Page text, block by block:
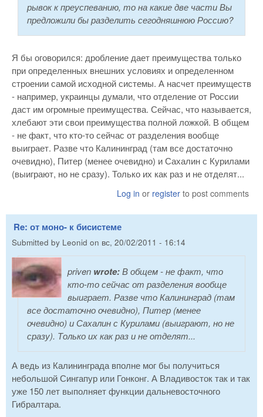
рывок к преуспеванию, то на какие две части Вы
предложили бы разделить сегодняшнюю Россию?
Я бы оговорился: дробление дает преимущества только
при определенных внешних условиях и определенном
строении самой исходной системы. А насчет преимуществ
- например, украинцы думали, что отделение от России
даст им огромные преимущества. Сейчас, что называется,
хлебают эти свои преимущества полной ложкой. В общем
- не факт, что кто-то сейчас от разделения вообще
выиграет. Разве что Калининград (там все достаточно
очевидно), Питер (менее очевидно) и Сахалин с Курилами
(выиграют, но не сразу). Только их как раз и не отделят...
Log in or register to post comments
Re: от моно- к бисистеме
Submitted by Leonid on вс, 20/02/2011 - 16:14
priven wrote:В общем - не факт, что
кто-то сейчас от разделения вообще
выиграет. Разве что Калининград (там
все достаточно очевидно), Питер (менее
очевидно) и Сахалин с Курилами (выиграют, но не
сразу). Только их как раз и не отделят...
А ведь из Калининграда вполне мог бы получиться
небольшой Сингапур или Гонконг. А Владивосток так и так
уже 150 лет выполняет функции дальневосточного
Гибралтара.